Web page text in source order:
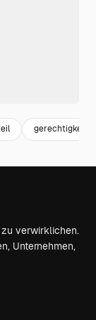
gerechtigkeit
verwirklichen.
Unternehmen,